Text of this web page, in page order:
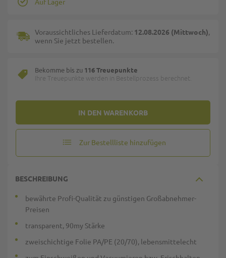
IN DEN WARENKORB
Voraussichtliches Lieferdatum: 12.08.2026 (Mittwoch),
wenn Sie jetzt bestellen.
Bekomme bis zu 116 Treuepunkte
Ihre Treuepunkte werden in Bestellprozess berechnet.
Zur Bestellliste hinzufügen
BESCHREIBUNG
bewährte Profi-Qualität zu günstigen Großabnehmer-
Preisen
transparent, 90my Stärke
zweischichtige Folie PA/PE (20/70), lebensmittelecht